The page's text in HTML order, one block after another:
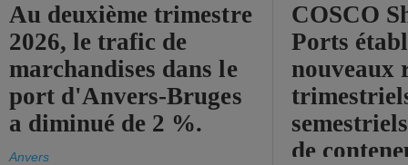
Au deuxième trimestre
2026, le trafic de
marchandises dans le
port d'Anvers-Bruges
a diminué de 2 %.
Anvers
COSCO
Ports
nouveaux
de